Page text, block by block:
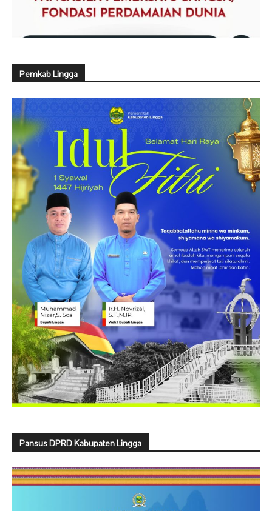
Pemkab Lingga
Pansus DPRD Kabupaten Lingga